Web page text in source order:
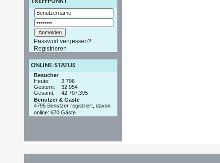
Passwort vergessen?
Registrieren
ONLINE-STATUS
Besucher
Heute:
2.796
Gestern:
32.954
Gesamt:
42.707.395
Benutzer & Gäste
4795 Benutzer registriert, davon
online: 670 Gäste